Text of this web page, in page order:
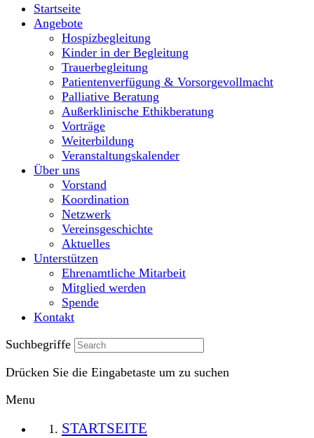
Startseite
Angebote
Hospizbegleitung
Kinder in der Begleitung
Trauerbegleitung
Patientenverfügung & Vorsorgevollmacht
Palliative Beratung
Außerklinische Ethikberatung
Vorträge
Weiterbildung
Veranstaltungskalender
Über uns
Vorstand
Koordination
Netzwerk
Vereinsgeschichte
Aktuelles
Unterstützen
Ehrenamtliche Mitarbeit
Mitglied werden
Spende
Kontakt
Suchbegriffe
Drücken Sie die Eingabetaste um zu suchen
Menu
STARTSEITE